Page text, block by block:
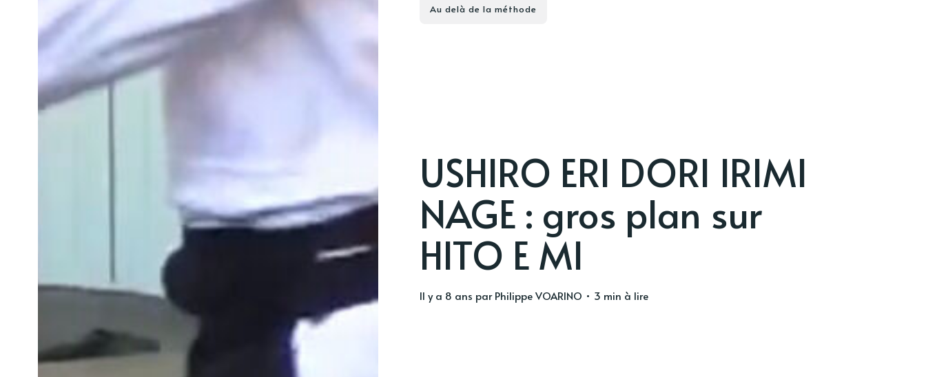
Au delà de la méthode
USHIRO ERI DORI IRIMI
NAGE : gros plan sur
HITO E MI
il y a 8 ans parPhilippe VOARINO • 3 min à lire